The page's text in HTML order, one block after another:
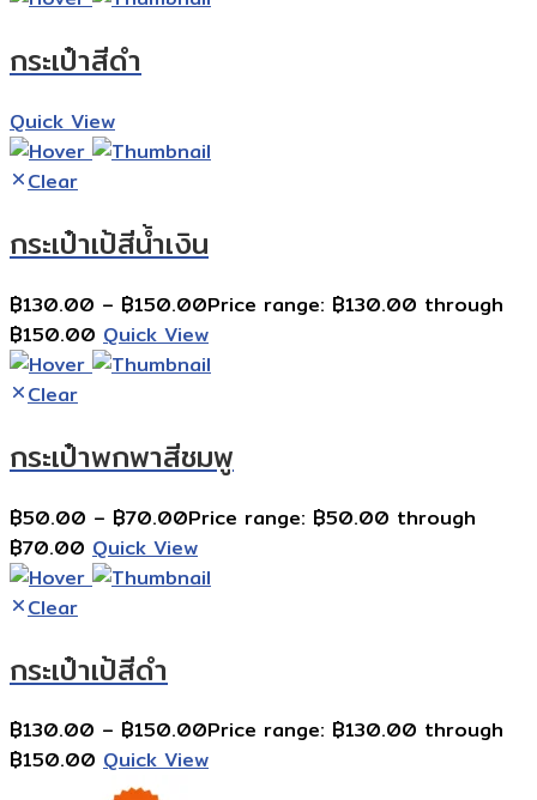
กระเป๋าสีดำ
Quick View
Clear
กระเป๋าเป้สีน้ำเงิน
฿130.00 – ฿150.00Price range: ฿130.00 through
฿150.00 Quick View
Clear
กระเป๋าพกพาสีชมพู
฿50.00 – ฿70.00Price range: ฿50.00 through
฿70.00 Quick View
Clear
กระเป๋าเป้สีดำ
฿130.00 – ฿150.00Price range: ฿130.00 through
฿150.00 Quick View